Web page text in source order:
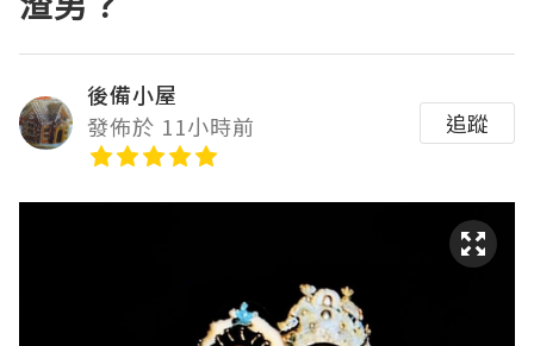
後備小屋
發佈於 11小時前
追蹤